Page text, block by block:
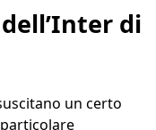
di
un certo